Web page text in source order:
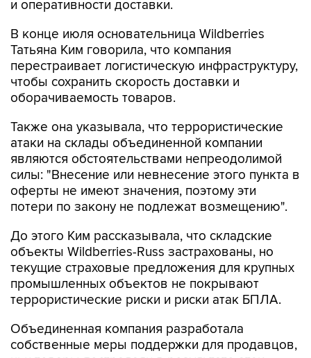
и оперативности доставки.
В конце июля основательница Wildberries
Татьяна Ким говорила, что компания
перестраивает логистическую инфраструктуру,
чтобы сохранить скорость доставки и
оборачиваемость товаров.
Также она указывала, что террористические
атаки на склады объединенной компании
являются обстоятельствами непреодолимой
силы: "Внесение или невнесение этого пункта в
оферты не имеют значения, поэтому эти
потери по закону не подлежат возмещению".
До этого Ким рассказывала, что складские
объекты Wildberries-Russ застрахованы, но
текущие страховые предложения для крупных
промышленных объектов не покрывают
террористические риски и риски атак БПЛА.
Объединенная компания разработала
собственные меры поддержки для продавцов,